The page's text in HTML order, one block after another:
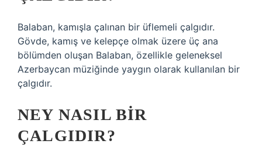
Balaban, kamışla çalınan bir üflemeli çalgıdır.
Gövde, kamış ve kelepçe olmak üzere üç ana
bölümden oluşan Balaban, özellikle geleneksel
Azerbaycan müziğinde yaygın olarak kullanılan bir
çalgıdır.
NEY NASIL BIR
ÇALGIDIR?